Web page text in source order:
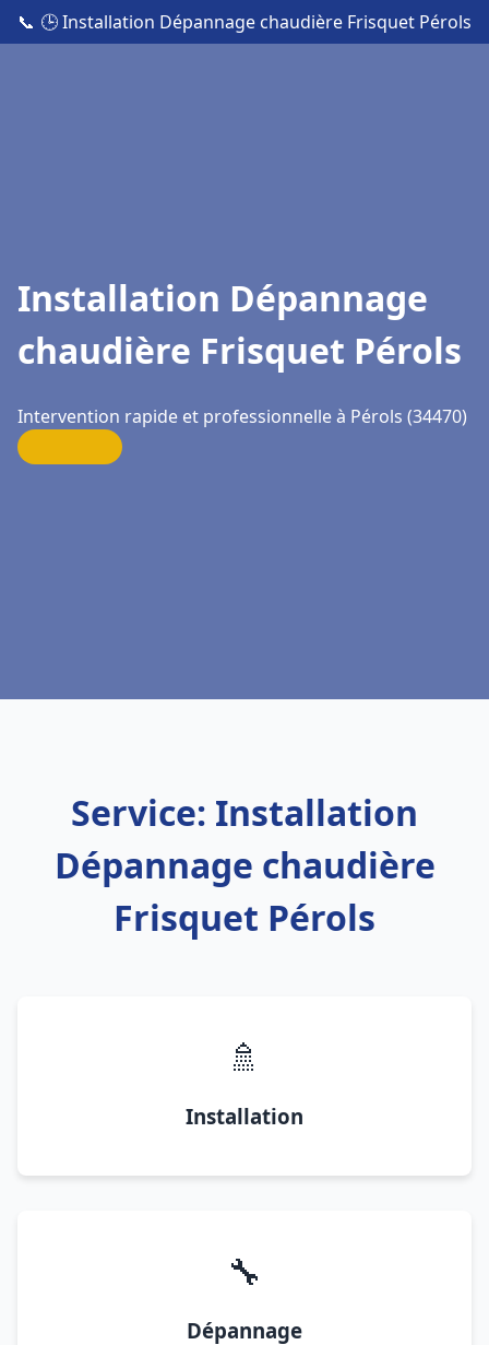
📞 🕒 Installation Dépannage chaudière Frisquet Pérols
Installation Dépannage
chaudière Frisquet Pérols
Intervention rapide et professionnelle à Pérols (34470)
Service: Installation
Dépannage chaudière
Frisquet Pérols
🚿
Installation
🔧
Dépannage